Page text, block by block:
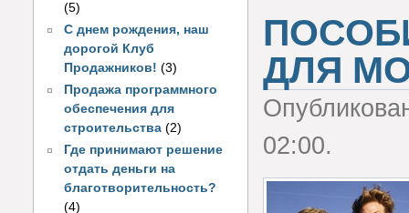
(5)
С днем рождения, наш
дорогой Клуб
Продажников! (3)
Продажа программного
обеспечения для
строительства (2)
Где принимают решение
отдать деньги на
благотворительность?
(4)
ДЛЯ
02:00.